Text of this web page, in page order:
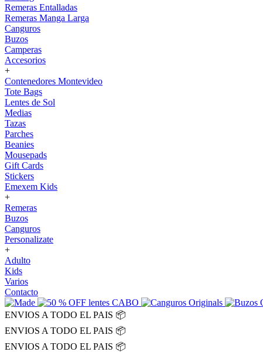
Remeras Entalladas
Remeras Manga Larga
Canguros
Buzos
Camperas
Accesorios
+
Contenedores Montevideo
Tote Bags
Lentes de Sol
Medias
Tazas
Parches
Beanies
Mousepads
Gift Cards
Stickers
Emexem Kids
+
Remeras
Buzos
Canguros
Personalizate
+
Adulto
Kids
Varios
Contacto
ENVIOS A TODO EL PAIS 📦
ENVIOS A TODO EL PAIS 📦
ENVIOS A TODO EL PAIS 📦